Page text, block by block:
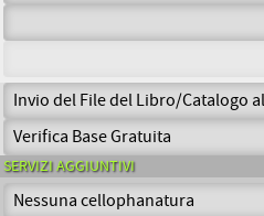
SERVIZI AGGIUNTIVI